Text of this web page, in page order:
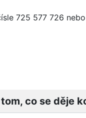
725 577 726
co se děje